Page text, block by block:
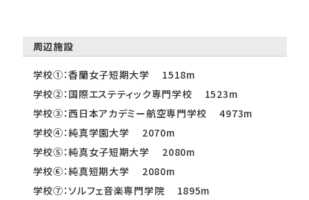
周辺施設
学校①：香蘭女子短期大学 1518m
学校②：国際エステティック専門学校 1523m
学校③：西日本アカデミー航空専門学校 4973m
学校④：純真学園大学 2070m
学校⑤：純真女子短期大学 2080m
学校⑥：純真短期大学 2080m
学校⑦：ソルフェ音楽専門学院 1895m